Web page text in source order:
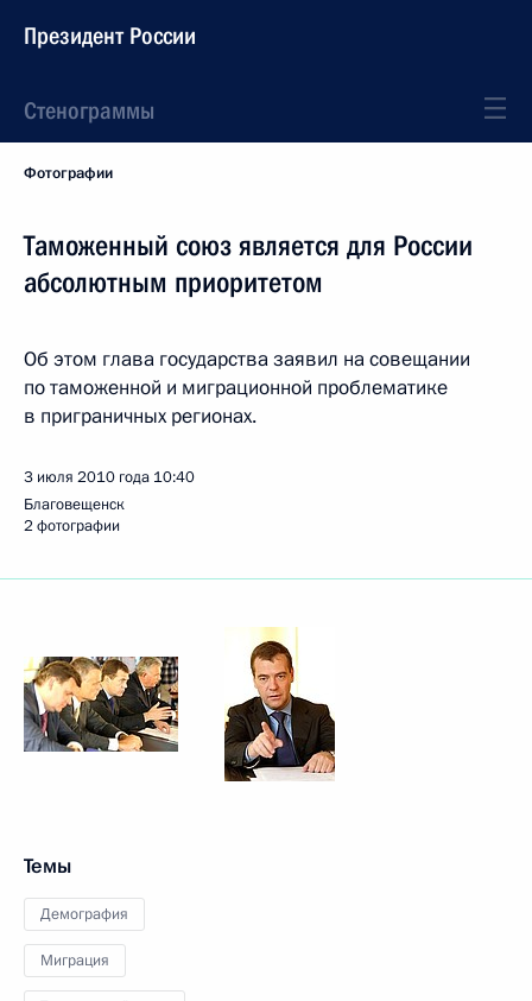
Президент России
Стенограммы
Фотографии
Таможенный союз является для России
абсолютным приоритетом
Об этом глава государства заявил на совещании
по таможенной и миграционной проблематике
в приграничных регионах.
3 июля 2010 года 10:40
Благовещенск
2 фотографии
Темы
Демография
Миграция